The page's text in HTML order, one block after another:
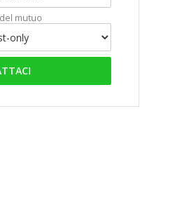
mutuo